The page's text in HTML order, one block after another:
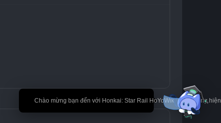
🎉 Chào mừng bạn đến với Honkai: Star Rail HoYoWiki! * Nội dung